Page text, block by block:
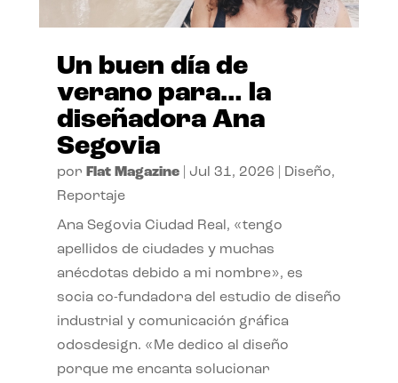
Un buen día de
verano para… la
diseñadora Ana
Segovia
por Flat Magazine| Jul 31, 2026 Diseño,
Reportaje
Ana Segovia Ciudad Real, «tengo
apellidos de ciudades y muchas
anécdotas debido a mi nombre», es
socia co-fundadora del estudio de diseño
industrial y comunicación gráfica
odosdesign. «Me dedico al diseño
porque me encanta solucionar